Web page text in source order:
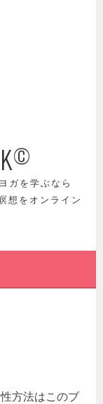
©
ガを学ぶなら
想をオンライン
方法はこのブ